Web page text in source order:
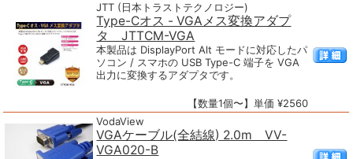
JTT (日本トラストテクノロジー)
Type-Cオス - VGAメス変換アダプ
タ JTTCM-VGA
本製品は DisplayPort Alt モードに対応したパ
ソコン / スマホの USB Type-C 端子を VGA
出力に変換するアダプタです。
【数量1個〜】単価 ¥2560
VodaView
VGAケーブル(全結線) 2.0m VV-
VGA020-B